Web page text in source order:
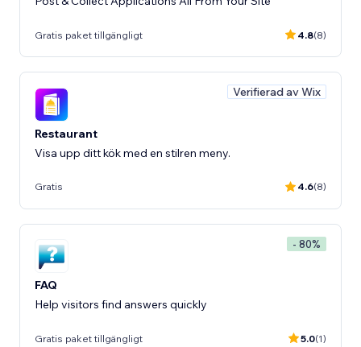
Gratis paket tillgängligt 4.8(8)
Verifierad av Wix
Restaurant
Visa upp ditt kök med en stilren meny.
Gratis 4.6(8)
- 80%
FAQ
Help visitors find answers quickly
Gratis paket tillgängligt 5.0(1)